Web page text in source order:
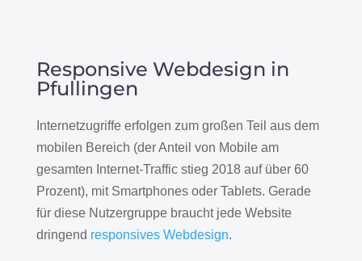
Responsive Webdesign in
Pfullingen
Internetzugriffe erfolgen zum großen Teil aus dem
mobilen Bereich (der Anteil von Mobile am
gesamten Internet-Traffic stieg 2018 auf über 60
Prozent), mit Smartphones oder Tablets. Gerade
für diese Nutzergruppe braucht jede Website
dringend responsives Webdesign.